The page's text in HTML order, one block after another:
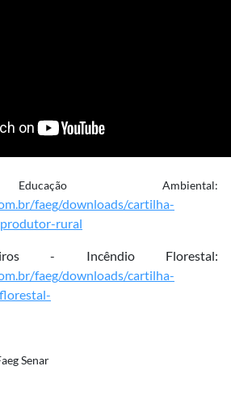
Ambiental:
faeg/downloads/cartilha-
rural
- Incêndio Florestal:
faeg/downloads/cartilha-
Senar